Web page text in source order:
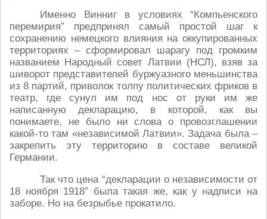
Именно Винниг в условиях “Компьенского
перемирия” предпринял самый простой шаг к
сохранению немецкого влияния на оккупированных
территориях – сформировал шарагу под громким
названием Народный совет Латвии (НСЛ), взяв за
шиворот представителей буржуазного меньшинства
из 8 партий, приволок толпу политических фриков в
театр, где сунул им под нос от руки им же
написанную декларацию, в которой, как вы
понимаете, не было ни слова о провозглашении
какой-то там «независимой Латвии». Задача была –
закрепить эту территорию в составе великой
Германии.
Так что цена “декларации о независимости от
18 ноября 1918” была такая же, как у надписи на
заборе. Но на безрыбье прокатило.